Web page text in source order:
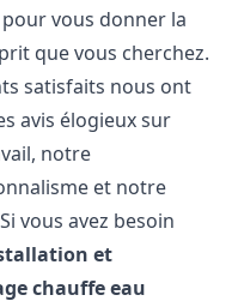
vous donner la
que vous cherchez.
satisfaits nous ont
avis élogieux sur
notre
et notre
vous avez besoin
et
chauffe eau